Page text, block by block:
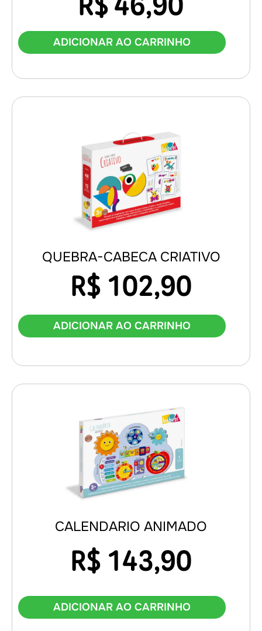
ADICIONAR AO CARRINHO
QUEBRA-CABECA CRIATIVO
R$ 102,90
ADICIONAR AO CARRINHO
CALENDARIO ANIMADO
R$ 143,90
ADICIONAR AO CARRINHO